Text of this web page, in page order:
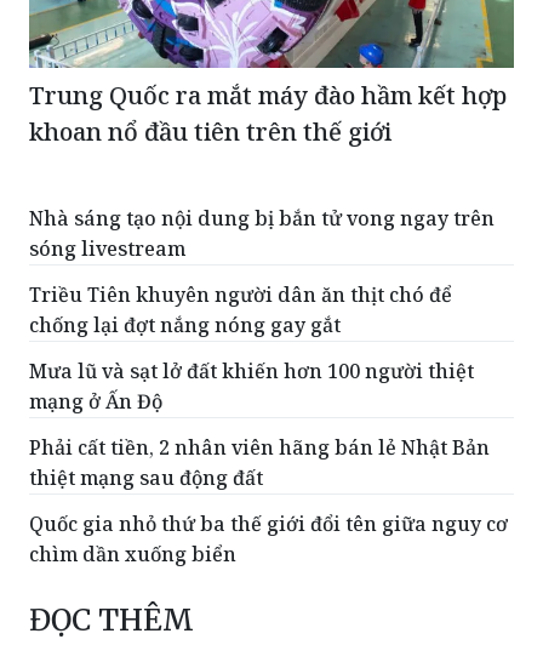
Trung Quốc ra mắt máy đào hầm kết hợp
khoan nổ đầu tiên trên thế giới
Nhà sáng tạo nội dung bị bắn tử vong ngay trên
sóng livestream
Triều Tiên khuyên người dân ăn thịt chó để
chống lại đợt nắng nóng gay gắt
Mưa lũ và sạt lở đất khiến hơn 100 người thiệt
mạng ở Ấn Độ
Phải cất tiền, 2 nhân viên hãng bán lẻ Nhật Bản
thiệt mạng sau động đất
Quốc gia nhỏ thứ ba thế giới đổi tên giữa nguy cơ
chìm dần xuống biển
ĐỌC THÊM